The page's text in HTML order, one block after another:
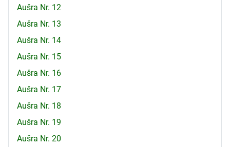
Aušra Nr. 12
Aušra Nr. 13
Aušra Nr. 14
Aušra Nr. 15
Aušra Nr. 16
Aušra Nr. 17
Aušra Nr. 18
Aušra Nr. 19
Aušra Nr. 20